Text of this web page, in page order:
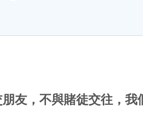
友，不與賭徒交往，我